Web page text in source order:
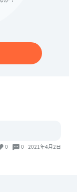
0 0 2021年4月2日